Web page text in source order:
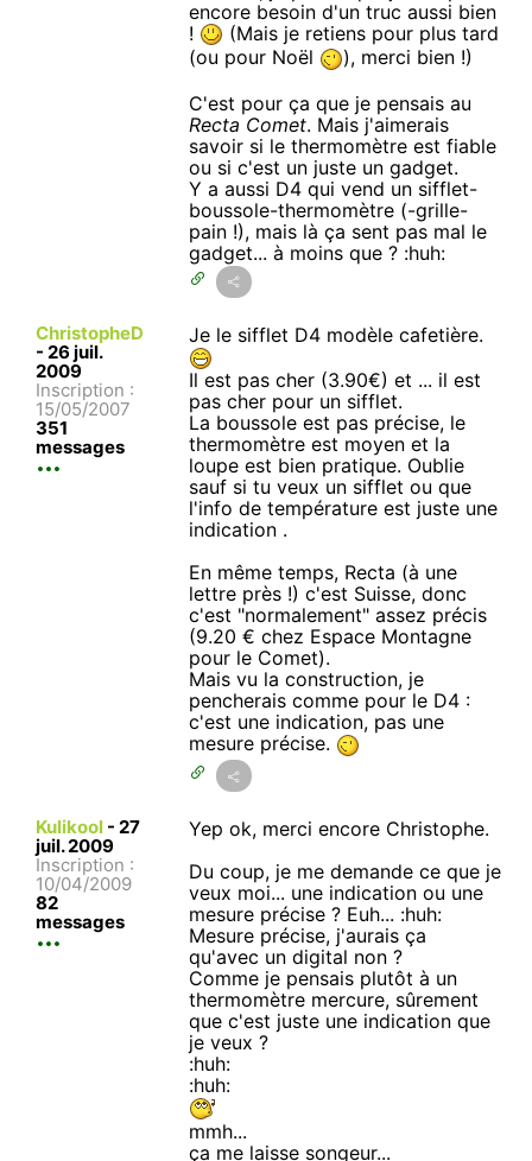
encore besoin d'un truc aussi bien
!
(Mais je retiens pour plus tard
(ou pour Noël
), merci bien !)
C'est pour ça que je pensais au
Recta Comet. Mais j'aimerais
savoir si le thermomètre est fiable
ou si c'est un juste un gadget.
Y a aussi D4 qui vend un sifflet-
boussole-thermomètre (-grille-
pain !), mais là ça sent pas mal le
gadget... à moins que ? :huh:
ChristopheD
- 26 juil.
2009
Inscription :
15/05/2007
351
messages
Je le sifflet D4 modèle cafetière.
Il est pas cher (3.90€) et ... il est
pas cher pour un sifflet.
La boussole est pas précise, le
thermomètre est moyen et la
loupe est bien pratique. Oublie
sauf si tu veux un sifflet ou que
l'info de température est juste une
indication .
En même temps, Recta (à une
lettre près !) c'est Suisse, donc
c'est "normalement" assez précis
(9.20 € chez Espace Montagne
pour le Comet).
Mais vu la construction, je
pencherais comme pour le D4 :
c'est une indication, pas une
mesure précise.
Kulikool - 27
juil. 2009
Inscription :
10/04/2009
82
messages
Yep ok, merci encore Christophe.
Du coup, je me demande ce que je
veux moi... une indication ou une
mesure précise ? Euh... :huh:
Mesure précise, j'aurais ça
qu'avec un digital non ?
Comme je pensais plutôt à un
thermomètre mercure, sûrement
que c'est juste une indication que
je veux ?
:huh:
:huh:
mmh...
ça me laisse songeur...